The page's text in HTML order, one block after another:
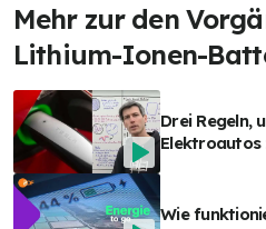
Mehr zur den
Lithium-Ionen-
Drei Regeln,
Elektroautos
Wie